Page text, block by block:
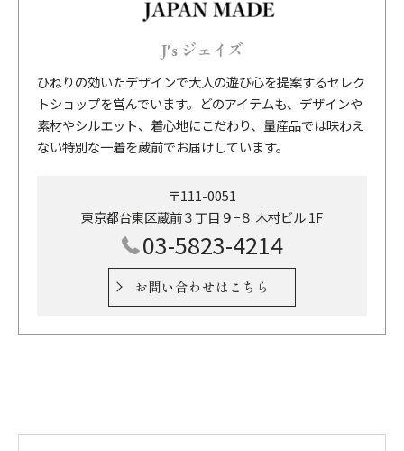
J's ジェイズ
ひねりの効いたデザインで大人の遊び心を提案するセレク
トショップを営んでいます。どのアイテムも、デザインや
素材やシルエット、着心地にこだわり、量産品では味わえ
ない特別な一着を蔵前でお届けしています。
〒111-0051
東京都台東区蔵前３丁目９−８ 木村ビル 1F
03-5823-4214
お問い合わせはこちら